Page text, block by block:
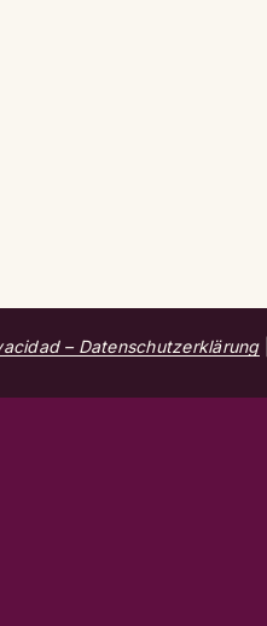
– Datenschutzerklärung|